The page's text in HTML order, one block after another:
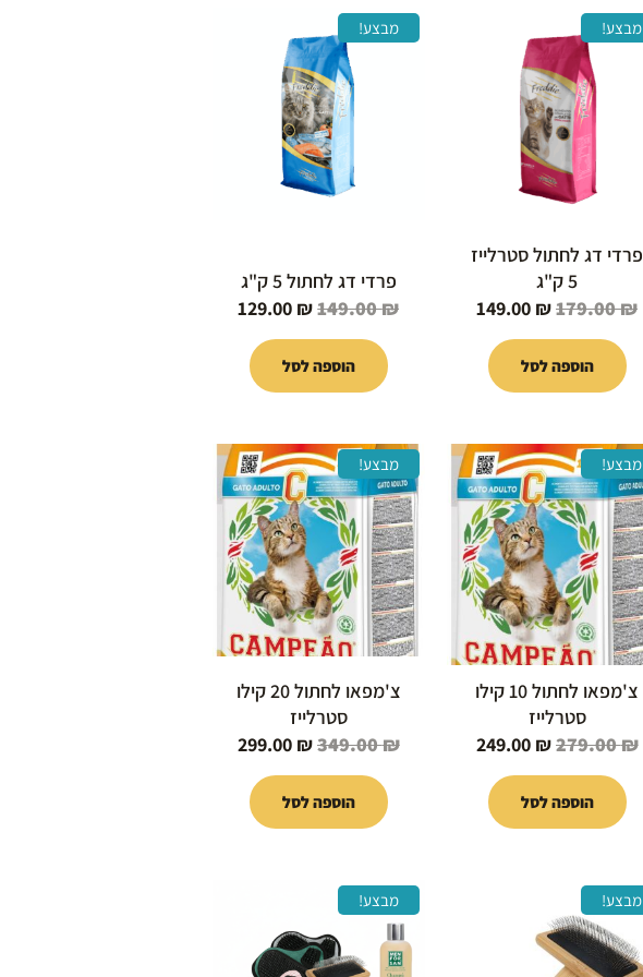
מבצע!
פרדי דג לחתול סטרלייז
5 ק"ג
179.00₪
המקורי
היה:
179.00 ₪.
149.00 ₪
הוספה לסל
מבצע!
פרדי דג לחתול 5 ק"ג
149.00₪
המקורי
היה:
149.00 ₪.
129.00 ₪
הוספה לסל
מבצע!
צ'מפאו לחתול 10 קילו
סטרלייז
279.00₪
המחיר
המקורי
היה:
279.00 ₪.
249.00 ₪
המחיר
הנוכחי
הוא:
249.00 ₪.
הוספה לסל
מבצע!
צ'מפאו לחתול 20 קילו
סטרלייז
349.00₪
המחיר
המקורי
היה:
349.00 ₪.
299.00 ₪
המחיר
הנוכחי
הוא:
299.00 ₪.
הוספה לסל
מבצע!
המקורי
היה:
מבצע!
היה:
150.00 ₪.